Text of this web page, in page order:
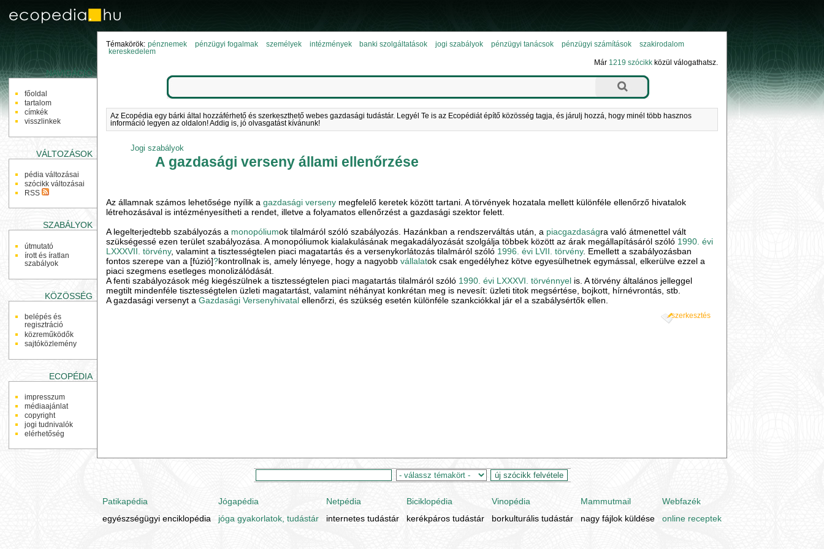
NAVIGÁCIÓ
főoldal
tartalom
címkék
visszlinkek
VÁLTOZÁSOK
pédia változásai
szócikk változásai
RSS
SZABÁLYOK
útmutató
írott és íratlan
szabályok
KÖZÖSSÉG
belépés és
regisztráció
közreműködők
sajtóközlemény
ECOPÉDIA
impresszum
médiaajánlat
copyright
jogi tudnivalók
elérhetőség
Témakörök: pénznemek pénzügyi fogalmak személyek intézmények banki szolgáltatások jogi szabályok pénzügyi tanácsok pénzügyi számítások
szakirodalom
kereskedelem
Már 1219 szócikkközül válogathatsz.
Az Ecopédia egy bárki által hozzáférhető és szerkeszthető webes gazdasági tudástár. Legyél Te is az Ecopédiát építő közösség tagja, és járulj hozzá, hogy minél több hasznos
információ legyen az oldalon! Addig is, jó olvasgatást kívánunk!
Jogi szabályok
A gazdasági verseny állami ellenőrzése
Az államnak számos lehetősége nyílik agazdasági verseny megfelelő keretek között tartani. A törvények hozatala mellett különféle ellenőrző hivatalok
létrehozásával is intézményesítheti a rendet, illetve a folyamatos ellenőrzést a gazdasági szektor felett.
A legelterjedtebb szabályozás a monopóliumok tilalmáról szóló szabályozás. Hazánkban a rendszerváltás után, a piacgazdaságra való átmenettel vált
szükségessé ezen terület szabályozása. A monopóliumok kialakulásának megakadályozását szolgálja többek között az árak megállapításáról szóló 1990. évi
LXXXVII. törvény, valamint a tisztességtelen piaci magatartás és a versenykorlátozás tilalmáról szóló 1996. évi LVII. törvény. Emellett a szabályozásban
fontos szerepe van a [fúzió]?kontrollnak is, amely lényege, hogy a nagyobbvállalatok csak engedélyhez kötve egyesülhetnek egymással, elkerülve ezzel a
piaci szegmens esetleges monolizálódását.
A fenti szabályozások még kiegészülnek a tisztességtelen piaci magatartás tilalmáról szóló 1990. évi LXXXVI. törvénnyel is. A törvény általános jelleggel
megtilt mindenféle tisztességtelen üzleti magatartást, valamint néhányat konkrétan meg is nevesít: üzleti titok megsértése, bojkott, hírnévrontás, stb.
A gazdasági versenyt aGazdasági Versenyhivatal ellenőrzi, és szükség esetén különféle szankciókkal jár el a szabálysértők ellen.
szerkesztés
Patikapédia Jógapédia Netpédia Biciklopédia Vinopédia Mammutmail
Webfazék
egyészségügyi enciklopédia
jóga gyakorlatok, tudástár internetes tudástár kerékpáros tudástár borkulturális tudástár nagy fájlok küldése online receptek